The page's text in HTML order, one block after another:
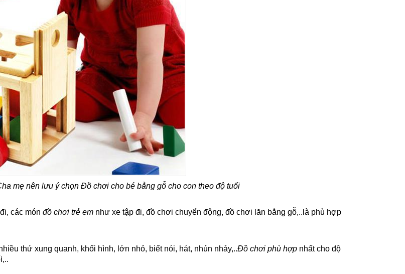
mẹ nên lưu ý chọn Đồ chơi cho bé bằng gỗ cho con theo độ tuổi
các món đồ chơi trẻ em như xe tập đi, đồ chơi chuyển động, đồ chơi lăn bằng gỗ,..là phù hợp
thứ xung quanh, khối hình, lớn nhỏ, biết nói, hát, nhún nhảy,..Đồ chơi phù hợp nhất cho độ